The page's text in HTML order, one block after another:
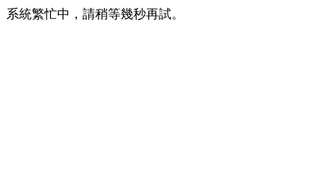
系統繁忙中，請稍等幾秒再試。